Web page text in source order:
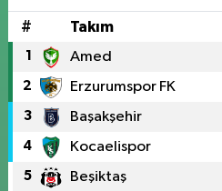
# Takım
1 Amed
2 Erzurumspor FK
3 Başakşehir
4 Kocaelispor
5 Beşiktaş